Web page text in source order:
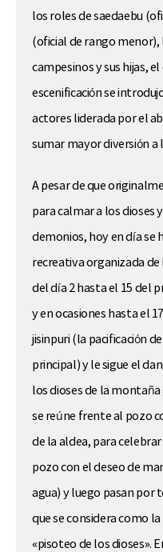
los roles de saedaebu
(oficial de rango menor),
campesinos y sus hijas,
escenificación se
actores liderada por el
sumar mayor diversión a
A pesar de que
para calmar a los dioses
demonios, hoy en día se
recreativa organizada
del día 2 hasta el 15 del
y en ocasiones hasta el
jisinpuri (la pacificación
principal) y le sigue el
los dioses de la
se reúne frente al pozo
de la aldea, para
pozo con el deseo de
agua) y luego pasan por
que se considera como
«pisoteo de los dioses».